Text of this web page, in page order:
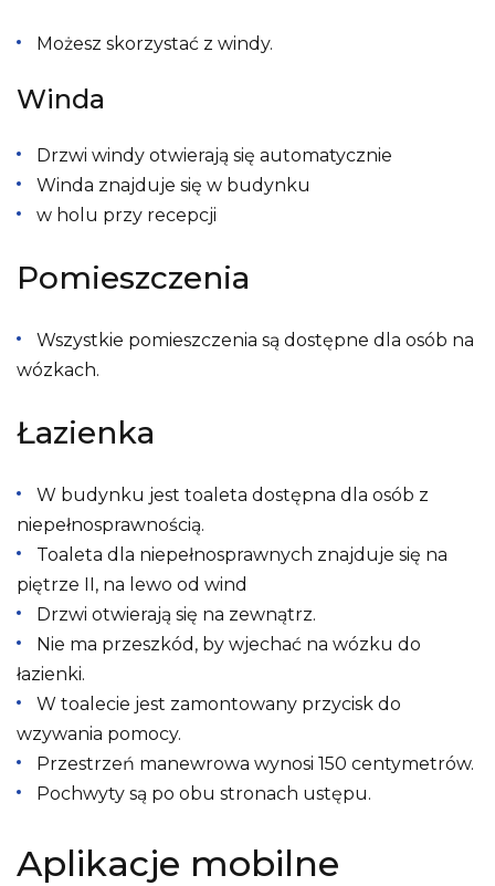
Możesz skorzystać z windy.
Winda
Drzwi windy otwierają się automatycznie
Winda znajduje się w budynku
w holu przy recepcji
Pomieszczenia
Wszystkie pomieszczenia są dostępne dla osób na
wózkach.
Łazienka
W budynku jest toaleta dostępna dla osób z
niepełnosprawnością.
Toaleta dla niepełnosprawnych znajduje się na
piętrze II, na lewo od wind
Drzwi otwierają się na zewnątrz.
Nie ma przeszkód, by wjechać na wózku do
łazienki.
W toalecie jest zamontowany przycisk do
wzywania pomocy.
Przestrzeń manewrowa wynosi 150 centymetrów.
Pochwyty są po obu stronach ustępu.
Aplikacje mobilne